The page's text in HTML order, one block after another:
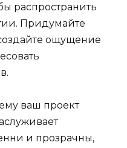
распространить
Придумайте
ощущение
ваш проект
и прозрачны,